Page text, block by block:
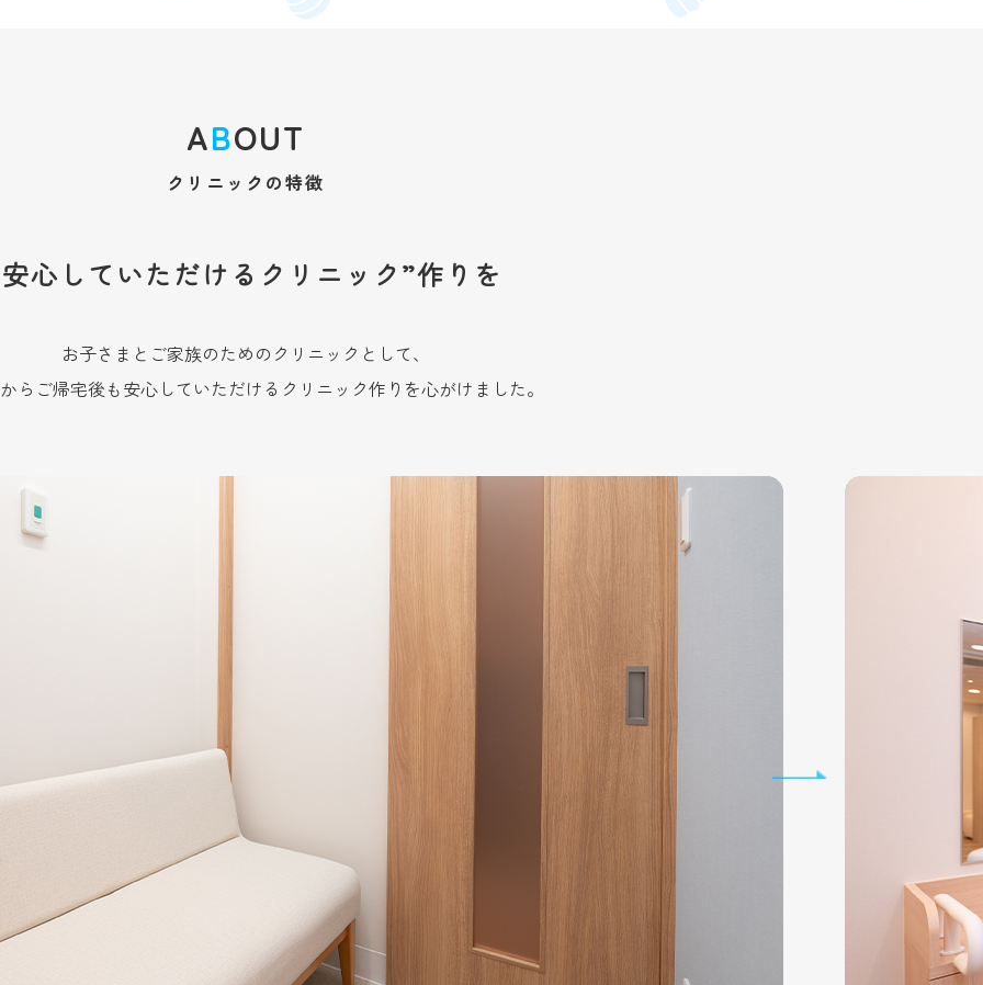
ABOUT
クリニックの特徴
心していただけるクリニック”作りを
お子さまとご家族のためのクリニックとして、
らご帰宅後も安心していただけるクリニック作りを心がけました。